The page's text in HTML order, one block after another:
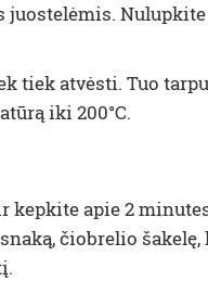
juostelėmis.
atvėsti. Tuo
iki 200°C.
apie 2
čiobrelio